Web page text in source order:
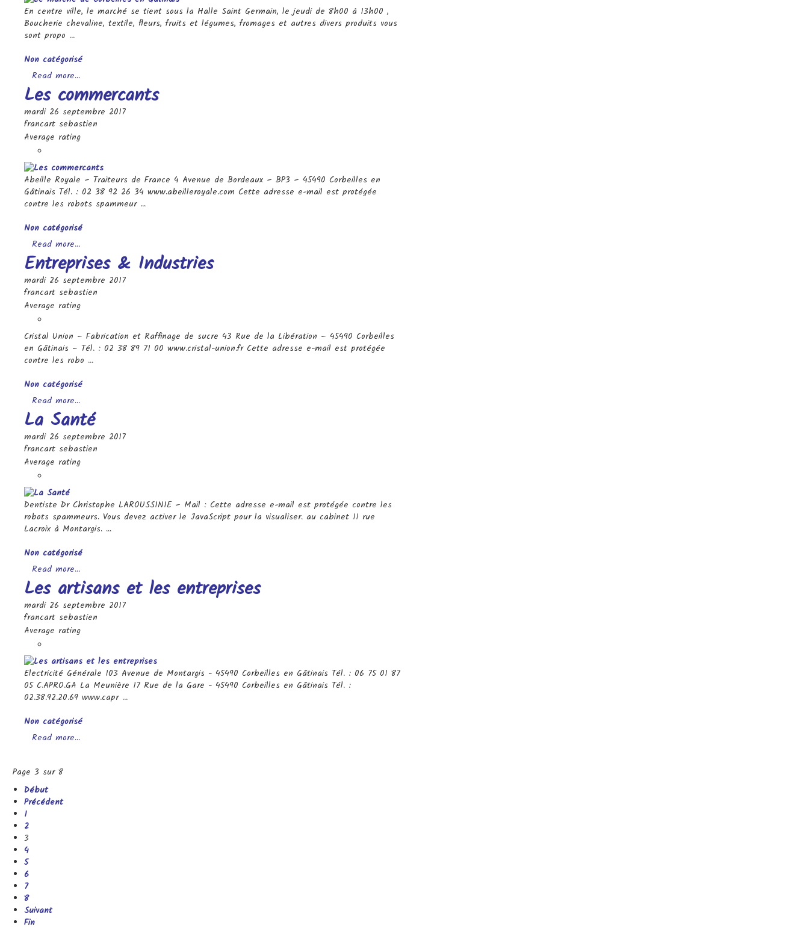
En centre ville, le marché se tient sous la Halle Saint Germain, le jeudi de 8h00 à 13h00 ,
Boucherie chevaline, textile, fleurs, fruits et légumes, fromages et autres divers produits vous
sont propo ...
Non catégorisé
Read more...
Les commercants
mardi 26 septembre 2017
francart sebastien
Average rating
Abeille Royale – Traiteurs de France 4 Avenue de Bordeaux – BP3 – 45490 Corbeilles en
Gâtinais Tél. : 02 38 92 26 34 www.abeilleroyale.com Cette adresse e-mail est protégée
contre les robots spammeur ...
Non catégorisé
Read more...
Entreprises & Industries
mardi 26 septembre 2017
francart sebastien
Average rating
Cristal Union – Fabrication et Raffinage de sucre 43 Rue de la Libération – 45490 Corbeilles
en Gâtinais – Tél. : 02 38 89 71 00 www.cristal-union.fr Cette adresse e-mail est protégée
contre les robo ...
Non catégorisé
Read more...
La Santé
mardi 26 septembre 2017
francart sebastien
Average rating
Dentiste Dr Christophe LAROUSSINIE – Mail : Cette adresse e-mail est protégée contre les
robots spammeurs. Vous devez activer le JavaScript pour la visualiser. au cabinet 11 rue
Lacroix à Montargis. ...
Non catégorisé
Read more...
Les artisans et les entreprises
mardi 26 septembre 2017
francart sebastien
Average rating
Electricité Générale 103 Avenue de Montargis - 45490 Corbeilles en Gâtinais Tél. : 06 75 01 87
05 C.APRO.GA La Meunière 17 Rue de la Gare - 45490 Corbeilles en Gâtinais Tél. :
02.38.92.20.69 www.capr ...
Non catégorisé
Read more...
Page 3 sur 8
Début
Précédent
1
2
3
4
5
6
7
8
Suivant
Fin